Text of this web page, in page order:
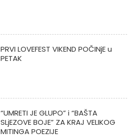
PRVI LOVEFEST VIKEND POČINjE u
PETAK
“UMRETI JE GLUPO” i “BAŠTA
SLjEZOVE BOJE” ZA KRAJ VELIKOG
MITINGA POEZIJE